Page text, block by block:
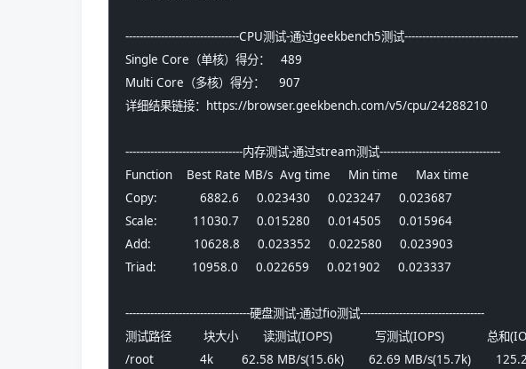
--------------------------------CPU测试-通过geekbench5测试--------------------------------
Single Core（单核）得分：   489
Multi Core（多核）得分：    907
详细结果链接：https://browser.geekbench.com/v5/cpu/24288210
---------------------------------内存测试-通过stream测试----------------------------------
Function    Best Rate MB/s  Avg time     Min time     Max time
Copy:            6882.6     0.023430     0.023247     0.023687
Scale:          11030.7     0.015280     0.014505     0.015964
Add:            10628.8     0.023352     0.022580     0.023903
Triad:          10958.0     0.022659     0.021902     0.023337
-----------------------------------硬盘测试-通过fio测试-----------------------------------
测试路径         块大小       读测试(IOPS)            写测试(IOPS)
/root             4k        62.58 MB/s(15.6k)       62.69 MB/s(15.7k)